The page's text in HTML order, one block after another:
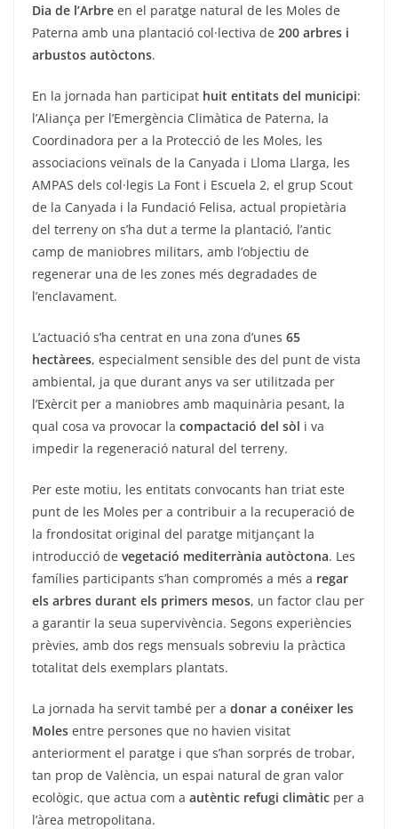
Dia de l’Arbre en el paratge natural de les Moles de
Paterna amb una plantació col·lectiva de 200 arbres i
arbustos autòctons.
En la jornada han participat huit entitats del municipi:
l’Aliança per l’Emergència Climàtica de Paterna, la
Coordinadora per a la Protecció de les Moles, les
associacions veïnals de la Canyada i Lloma Llarga, les
AMPAS dels col·legis La Font i Escuela 2, el grup Scout
de la Canyada i la Fundació Felisa, actual propietària
del terreny on s’ha dut a terme la plantació, l’antic
camp de maniobres militars, amb l’objectiu de
regenerar una de les zones més degradades de
l’enclavament.
L’actuació s’ha centrat en una zona d’unes 65
hectàrees, especialment sensible des del punt de vista
ambiental, ja que durant anys va ser utilitzada per
l’Exèrcit per a maniobres amb maquinària pesant, la
qual cosa va provocar la compactació del sòl i va
impedir la regeneració natural del terreny.
Per este motiu, les entitats convocants han triat este
punt de les Moles per a contribuir a la recuperació de
la frondositat original del paratge mitjançant la
introducció de vegetació mediterrània autòctona. Les
famílies participants s’han compromés a més a regar
els arbres durant els primers mesos, un factor clau per
a garantir la seua supervivència. Segons experiències
prèvies, amb dos regs mensuals sobreviu la pràctica
totalitat dels exemplars plantats.
La jornada ha servit també per a donar a conéixer les
Moles entre persones que no havien visitat
anteriorment el paratge i que s’han sorprés de trobar,
tan prop de València, un espai natural de gran valor
ecològic, que actua com a autèntic refugi climàtic per a
l’àrea metropolitana.